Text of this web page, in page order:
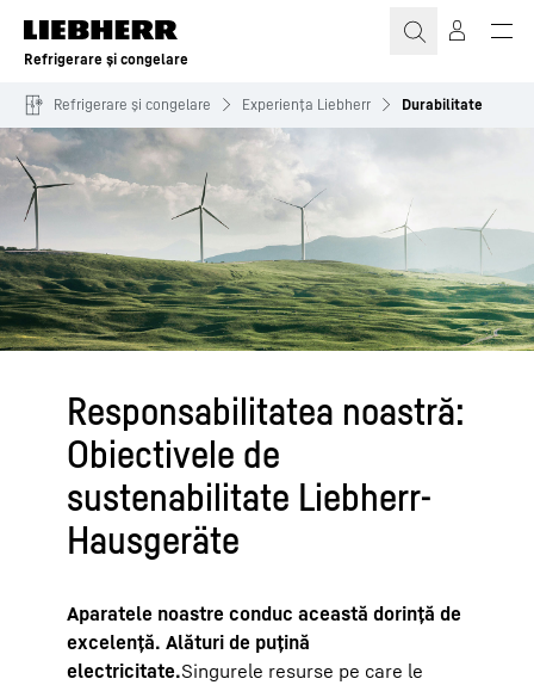
Refrigerare și congelare
Refrigerare și congelare Experiența Liebherr Durabilitate
Responsabilitatea noastră:
Obiectivele de
sustenabilitate Liebherr-
Hausgeräte
Aparatele noastre conduc această dorință de
excelență. Alături de puțină
electricitate.Singurele resurse pe care le